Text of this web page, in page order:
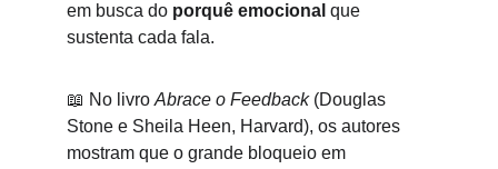
em busca do porquê emocional que
sustenta cada fala.
📖 No livro Abrace o Feedback (Douglas
Stone e Sheila Heen, Harvard), os autores
mostram que o grande bloqueio em